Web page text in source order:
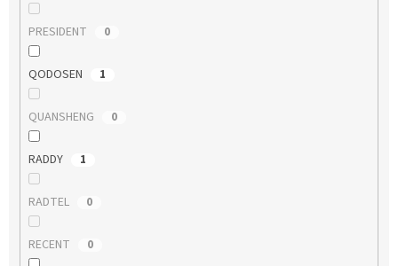
PRESIDENT 0
QODOSEN 1
QUANSHENG 0
RADDY 1
RADTEL 0
RECENT 0